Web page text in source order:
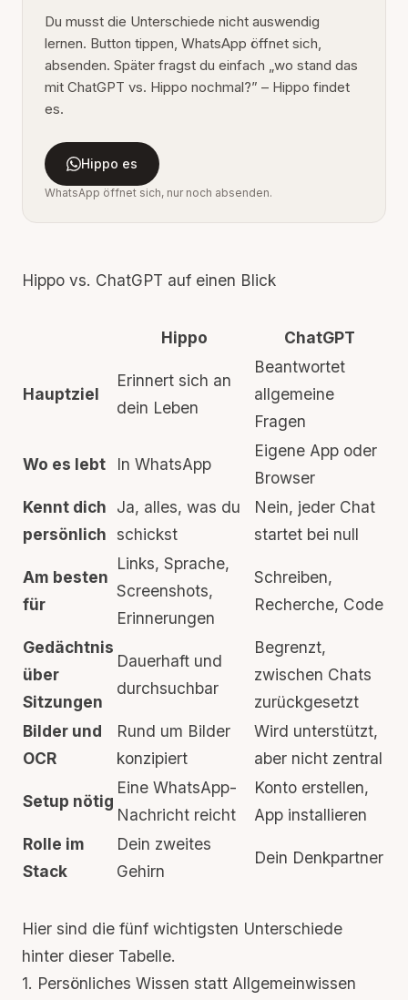
Du musst die Unterschiede nicht auswendig
lernen. Button tippen, WhatsApp öffnet sich,
absenden. Später fragst du einfach „wo stand das
mit ChatGPT vs. Hippo nochmal?” – Hippo findet
es.
Hippo es
WhatsApp öffnet sich, nur noch absenden.
Hippo vs. ChatGPT auf einen Blick
Hippo ChatGPT
Hauptziel
Erinnert sich an
dein Leben
Beantwortet
allgemeine
Fragen
Wo es lebt In WhatsApp
Eigene App oder
Browser
Kennt dich
persönlich
Ja, alles, was du
schickst
Nein, jeder Chat
startet bei null
Am besten
für
Links, Sprache,
Screenshots,
Erinnerungen
Schreiben,
Recherche, Code
Gedächtnis
über
Sitzungen
Dauerhaft und
durchsuchbar
Begrenzt,
zwischen Chats
zurückgesetzt
Bilder und
OCR
Rund um Bilder
konzipiert
Wird unterstützt,
aber nicht zentral
Setup nötig
Eine WhatsApp-
Nachricht reicht
Konto erstellen,
App installieren
Rolle im
Stack
Dein zweites
Gehirn
Dein Denkpartner
Hier sind die fünf wichtigsten Unterschiede
hinter dieser Tabelle.
1. Persönliches Wissen statt Allgemeinwissen